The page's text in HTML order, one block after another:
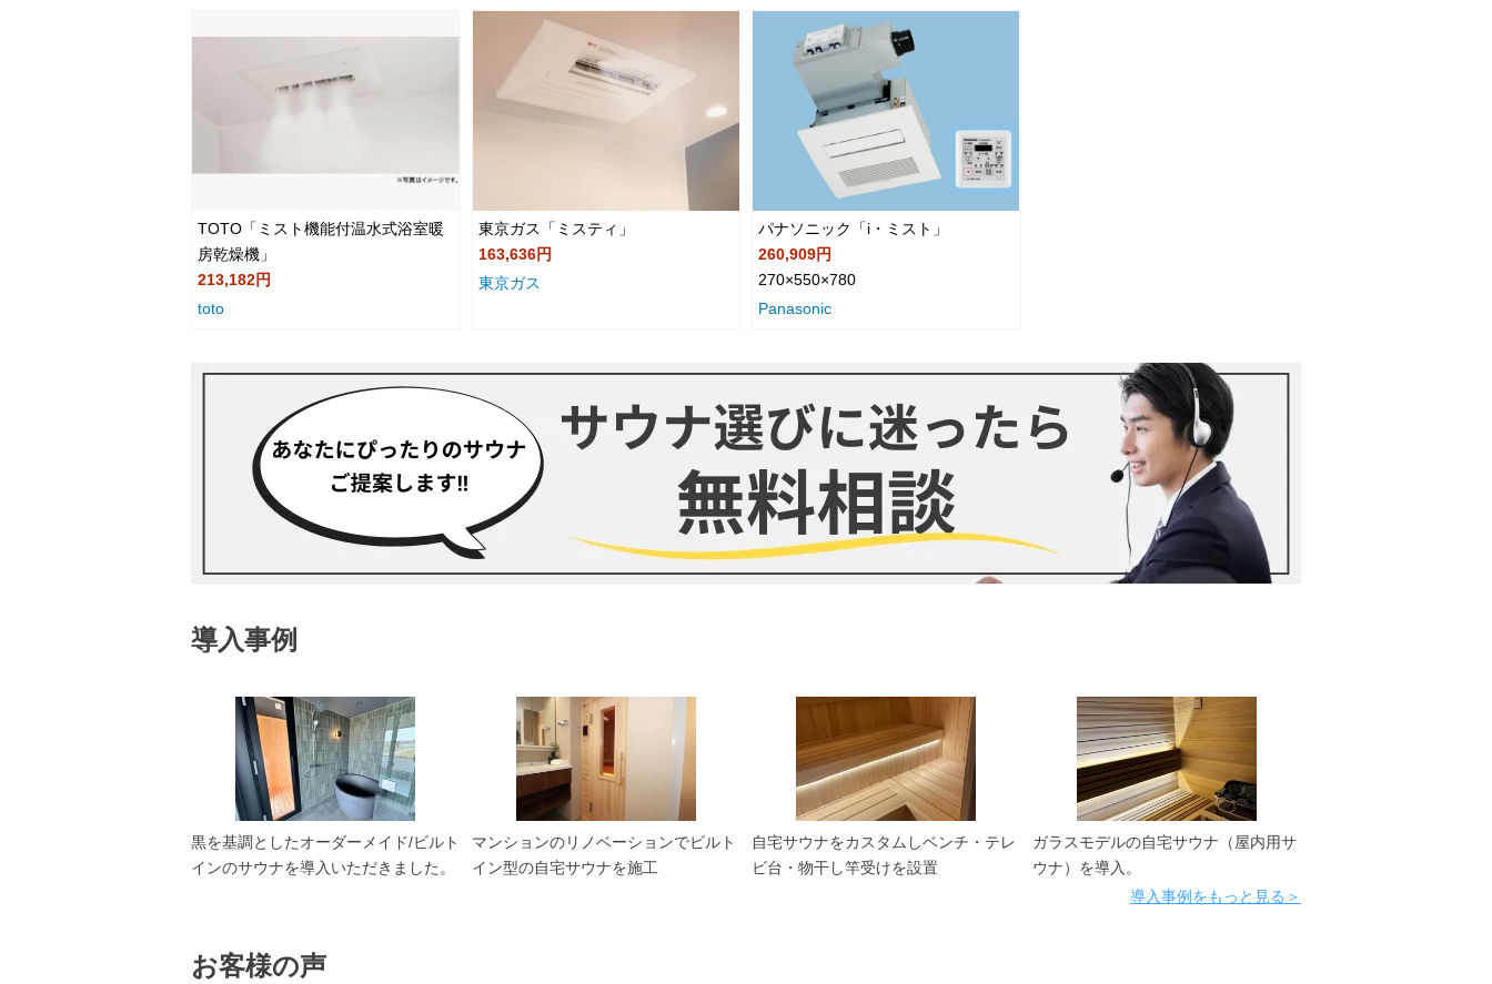
TOTO「ミスト機能付温水式浴室暖
房乾燥機」
213,182円
toto
東京ガス「ミスティ」
163,636円
東京ガス
パナソニック「i・ミスト」
260,909円
270×550×780
Panasonic
導入事例
黒を基調としたオーダーメイド/ビルト
インのサウナを導入いただきました。
マンションのリノベーションでビルト
イン型の自宅サウナを施工
自宅サウナをカスタムしベンチ・テレ
ビ台・物干し竿受けを設置
ガラスモデルの自宅サウナ（屋内用サ
ウナ）を導入。
導入事例をもっと見る＞
お客様の声